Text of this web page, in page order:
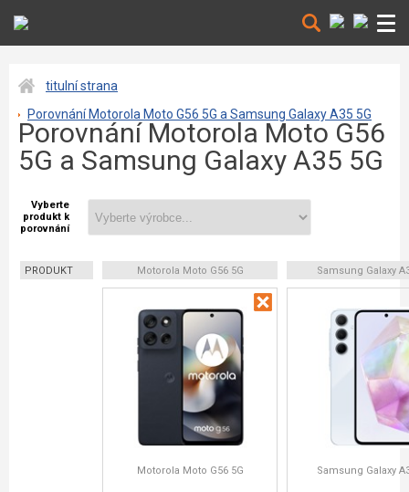
titulní strana
Porovnání Motorola Moto G56 5G a Samsung Galaxy A35 5G
Porovnání Motorola Moto G56
5G a Samsung Galaxy A35 5G
Vyberte
produkt k
porovnání
PRODUKT Motorola Moto G56 5G Samsung Galaxy
Motorola Moto G56 5G Samsung Galaxy